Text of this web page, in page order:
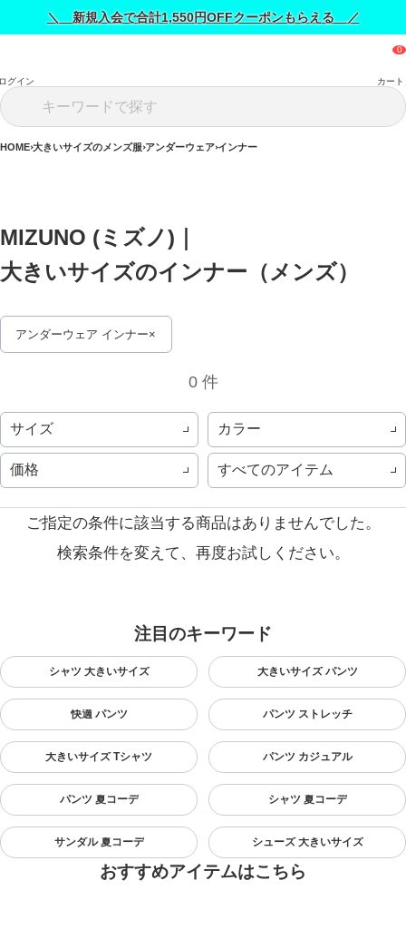
＼ 新規入会で合計1,550円OFFクーポンもらえる ／
グイン カート
HOME 大きいサイズのメンズ服 アンダーウェア インナー
MIZUNO (ミズノ)｜
大きいサイズのインナー（メンズ）
アンダーウェア インナー
0 件
サイズ カラー
価格 すべてのアイテム
ご指定の条件に該当する商品はありませんでした。
検索条件を変えて、再度お試しください。
注目のキーワード
シャツ 大きいサイズ 大きいサイズ パンツ
快適 パンツ パンツ ストレッチ
大きいサイズ Tシャツ パンツ カジュアル
パンツ 夏コーデ シャツ 夏コーデ
サンダル 夏コーデ シューズ 大きいサイズ
おすすめアイテムはこちら